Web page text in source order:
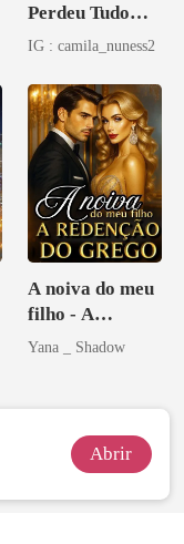
Perdeu Tudo
Inclusive Ela
IG : camila_nuness2
A noiva do meu
filho - A
Redenção do
Yana _ Shadow
Abrir